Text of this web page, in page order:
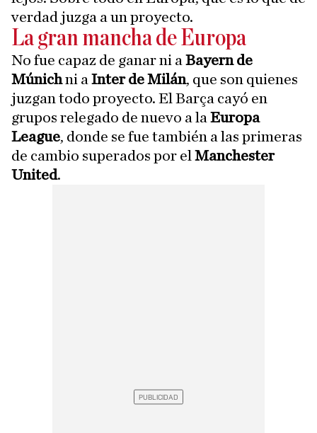
verdad juzga a un proyecto.
La gran mancha de Europa
No fue capaz de ganar ni a Bayern de
Múnichni a Inter de Milán, que son quienes
juzgan todo proyecto. El Barça cayó en
grupos relegado de nuevo a la Europa
League, donde se fue también a las primeras
de cambio superados por el Manchester
United.